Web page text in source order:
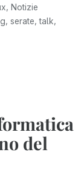
Notizie
serate ,talk
del